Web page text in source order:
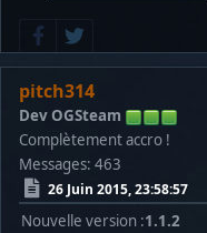
pitch314
Dev OGSteam
Complètement accro !
Messages: 463
26 Juin 2015, 23:58:57
Nouvelle version :1.1.2